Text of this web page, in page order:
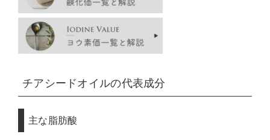
チアシードオイルの代表成分
主な脂肪酸